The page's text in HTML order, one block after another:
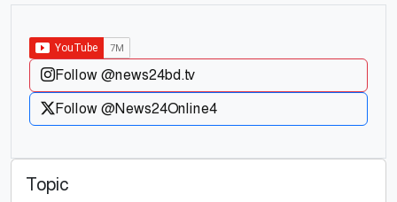
Follow @news24bd.tv
Follow @News24Online4
Topic